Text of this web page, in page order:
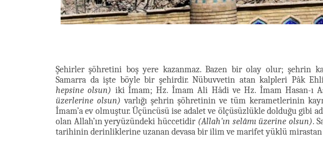
Şehirler şöhretini boş yere kazanmaz. Bazen bir olay olur; şehrin
Samarra da işte böyle bir şehirdir. Nübuvvetin atan kalpleri Pâk
hepsine olsun) iki İmam; Hz. İmam Ali Hâdi ve Hz. İmam Hasan-ı
üzerlerine olsun) varlığı şehrin şöhretinin ve tüm kerametlerinin
İmam’a ev olmuştur. Üçüncüsü ise adalet ve ölçüsüzlükle dolduğu gibi
olan Allah’ın yeryüzündeki hüccetidir (Allah'ın selâmı üzerine olsun).
tarihinin derinliklerine uzanan devasa bir ilim ve marifet yüklü mirastan